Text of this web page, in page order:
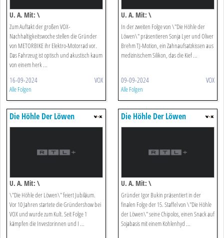
U. A. Mit: \
Zum Auftakt der großen VOX-
Nachhaltigkeitswoche stellen die Gründer
von METORBIKE ihr Elektro-Motorrad vor.
Das Fahrzeug ist optisch und akustisch kaum
von einem herk ...
16-09-2024 VOX
Alle Folgen
U. A. Mit: \
In der zweiten Folge von \"Die Höhle der
Löwen\" präsentieren Sonja Lyer und Oliver
Brehm TJ-Motion, ein Zahnaufsatzkissen aus
medizinischem Silikon, das die Kief ...
09-09-2024 VOX
Alle Folgen
Die Höhle Der Löwen
U. A. Mit: \
\"Die Höhle der Löwen\" feiert Jubiläum.
Vor 10 Jahren startete die Gründershow bei
VOX und wurde zum Kult. Seit Folge 1
kämpfen die Investorinnen und I ...
Die Höhle Der Löwen
U. A. Mit: \
Gründer Igor Bukin präsentiert in der
finalen Folge der 15. Staffel von \"Die Höhle
der Löwen\" seine Chipolos, einen Snack auf
Sojabasis mit einem Kohlenhyd ...